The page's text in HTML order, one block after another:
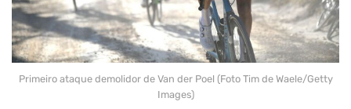
Primeiro ataque demolidor de Van der Poel (Foto Tim de Waele/Getty
Images)